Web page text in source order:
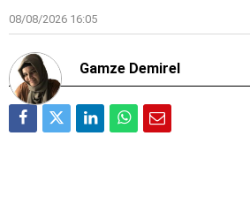
08/08/2026 16:05
Gamze Demirel